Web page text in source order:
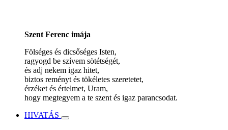
Szent Ferenc imája
Fölséges és dicsőséges Isten,
ragyogd be szívem sötétségét,
és adj nekem igaz hitet,
biztos reményt és tökéletes szeretetet,
érzéket és értelmet, Uram,
hogy megtegyem a te szent és igaz parancsodat.
HIVATÁS